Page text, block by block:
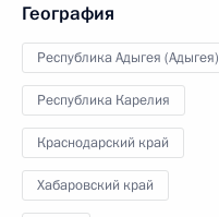
География
Республика Адыгея (Адыгея)
Республика Карелия
Краснодарский край
Хабаровский край